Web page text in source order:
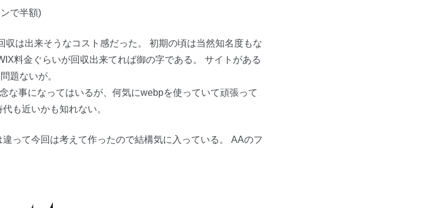
で半額)
は出来そうなコスト感だった。 初期の頃は当然知名度もな
料金ぐらいが回収出来てれば御の字である。 サイトがある
題ないが。
な事になってはいるが、何気にwebpを使っていて頑張って
も近いかも知れない。
違って今回は考えて作ったので結構気に入っている。 AAのフ